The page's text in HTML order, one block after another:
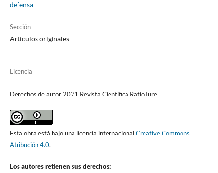
defensa
Sección
Artículos originales
Licencia
Derechos de autor 2021 Revista Científica Ratio Iure
Esta obra está bajo una licencia internacionalCreative Commons
Atribución 4.0.
Los autores retienen sus derechos: